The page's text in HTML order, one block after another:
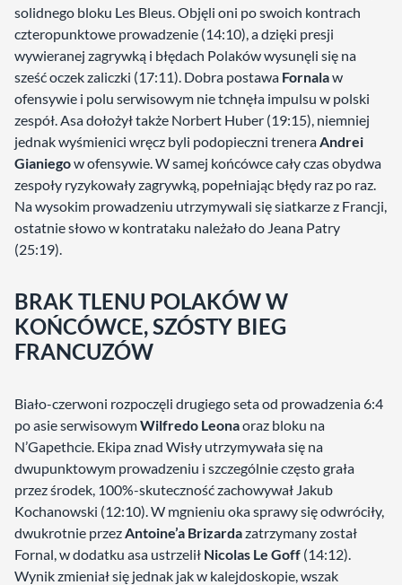
solidnego bloku Les Bleus. Objęli oni po swoich kontrach
czteropunktowe prowadzenie (14:10), a dzięki presji
wywieranej zagrywką i błędach Polaków wysunęli się na
sześć oczek zaliczki (17:11). Dobra postawa Fornalaw
ofensywie i polu serwisowym nie tchnęła impulsu w polski
zespół. Asa dołożył także Norbert Huber (19:15), niemniej
jednak wyśmienici wręcz byli podopieczni treneraAndrei
Gianiegow ofensywie. W samej końcówce cały czas obydwa
zespoły ryzykowały zagrywką, popełniając błędy raz po raz.
Na wysokim prowadzeniu utrzymywali się siatkarze z Francji,
ostatnie słowo w kontrataku należało do Jeana Patry
(25:19).
BRAK TLENU POLAKÓW W
KOŃCÓWCE, SZÓSTY BIEG
FRANCUZÓW
Biało-czerwoni rozpoczęli drugiego seta od prowadzenia 6:4
po asie serwisowymWilfredo Leonaoraz bloku na
N’Gapethcie. Ekipa znad Wisły utrzymywała się na
dwupunktowym prowadzeniu i szczególnie często grała
przez środek, 100%-skuteczność zachowywał Jakub
Kochanowski (12:10). W mgnieniu oka sprawy się odwróciły,
dwukrotnie przezAntoine’a Brizardazatrzymany został
Fornal, w dodatku asa ustrzelił Nicolas Le Goff (14:12).
Wynik zmieniał się jednak jak w kalejdoskopie, wszak